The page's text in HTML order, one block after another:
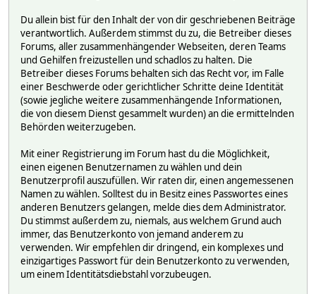
Du allein bist für den Inhalt der von dir geschriebenen Beiträge
verantwortlich. Außerdem stimmst du zu, die Betreiber dieses
Forums, aller zusammenhängender Webseiten, deren Teams
und Gehilfen freizustellen und schadlos zu halten. Die
Betreiber dieses Forums behalten sich das Recht vor, im Falle
einer Beschwerde oder gerichtlicher Schritte deine Identität
(sowie jegliche weitere zusammenhängende Informationen,
die von diesem Dienst gesammelt wurden) an die ermittelnden
Behörden weiterzugeben.
Mit einer Registrierung im Forum hast du die Möglichkeit,
einen eigenen Benutzernamen zu wählen und dein
Benutzerprofil auszufüllen. Wir raten dir, einen angemessenen
Namen zu wählen. Solltest du in Besitz eines Passwortes eines
anderen Benutzers gelangen, melde dies dem Administrator.
Du stimmst außerdem zu, niemals, aus welchem Grund auch
immer, das Benutzerkonto von jemand anderem zu
verwenden. Wir empfehlen dir dringend, ein komplexes und
einzigartiges Passwort für dein Benutzerkonto zu verwenden,
um einem Identitätsdiebstahl vorzubeugen.